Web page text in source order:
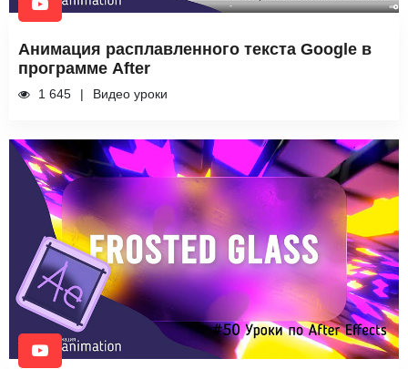
Анимация расплавленного текста Google в
программе After
1 645 Видео уроки